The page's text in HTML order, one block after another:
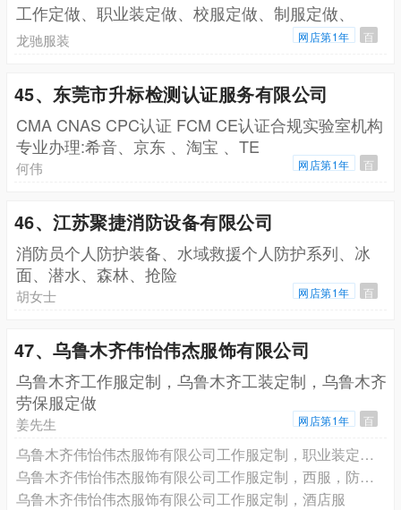
工作定做、职业装定做、校服定做、制服定做、
龙驰服装 网店第1年 百
45、东莞市升标检测认证服务有限公司
CMA CNAS CPC认证 FCM CE认证合规实验室机构
专业办理:希音、京东 、淘宝 、TE
何伟 网店第1年 百
46、江苏聚捷消防设备有限公司
消防员个人防护装备、水域救援个人防护系列、冰
面、潜水、森林、抢险
胡女士 网店第1年 百
47、乌鲁木齐伟怡伟杰服饰有限公司
乌鲁木齐工作服定制，乌鲁木齐工装定制，乌鲁木齐
劳保服定做
姜先生 网店第1年 百
乌鲁木齐伟怡伟杰服饰有限公司工作服定制，职业装定制 酒店服 衬衣 裤子T恤
乌鲁木齐伟怡伟杰服饰有限公司工作服定制，西服，防护服
乌鲁木齐伟怡伟杰服饰有限公司工作服定制，酒店服